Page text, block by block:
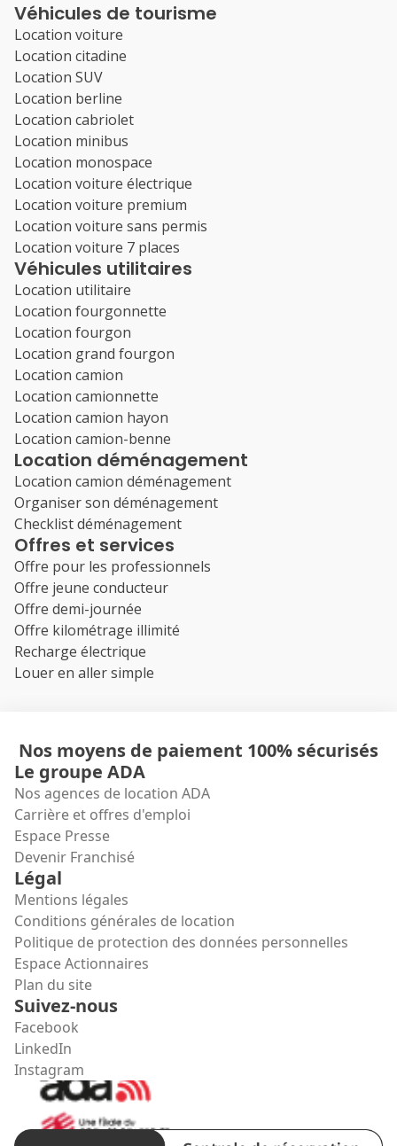
Véhicules de tourisme
Location voiture
Location citadine
Location SUV
Location berline
Location cabriolet
Location minibus
Location monospace
Location voiture électrique
Location voiture premium
Location voiture sans permis
Location voiture 7 places
Véhicules utilitaires
Location utilitaire
Location fourgonnette
Location fourgon
Location grand fourgon
Location camion
Location camionnette
Location camion hayon
Location camion-benne
Location déménagement
Location camion déménagement
Organiser son déménagement
Checklist déménagement
Offres et services
Offre pour les professionnels
Offre jeune conducteur
Offre demi-journée
Offre kilométrage illimité
Recharge électrique
Louer en aller simple
Nos moyens de paiement 100% sécurisés
Le groupe ADA
Nos agences de location ADA
Carrière et offres d'emploi
Espace Presse
Devenir Franchisé
Légal
Mentions légales
Conditions générales de location
Politique de protection des données personnelles
Espace Actionnaires
Plan du site
Suivez-nous
Facebook
LinkedIn
Instagram